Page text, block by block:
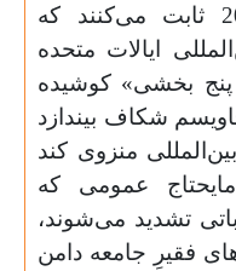
دولت امریکا از سال 2006 ثابت می‌کنند که
ایالات متحده
بخشی» کوشیده
شکاف بیندازد
منزوی کند
عمومی که
تشدید می‌شوند،
فقیرِ جامعه دامن